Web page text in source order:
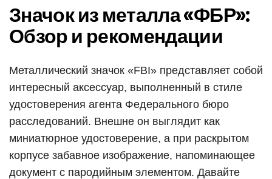
Значок из металла «ФБР»:
Обзор и рекомендации
Металлический значок «FBI» представляет собой
интересный аксессуар, выполненный в стиле
удостоверения агента Федерального бюро
расследований. Внешне он выглядит как
миниатюрное удостоверение, а при раскрытом
корпусе забавное изображение, напоминающее
документ с пародийным элементом. Давайте